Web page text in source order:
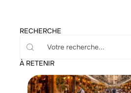
RECHERCHE
À RETENIR